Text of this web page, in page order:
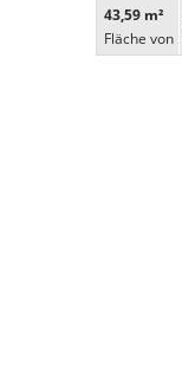
43,59 m²
Fläche von